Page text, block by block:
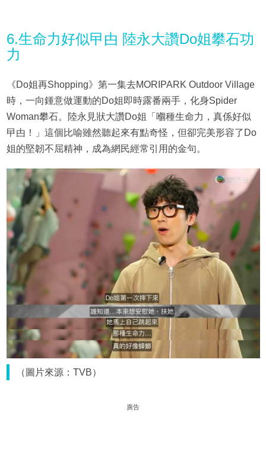
6.生命力好似曱甴 陸永大讚Do姐攀石功
力
《Do姐再Shopping》第一集去MORIPARK Outdoor Village
時，一向鍾意做運動的Do姐即時露番兩手，化身Spider
Woman攀石。陸永見狀大讚Do姐「嗰種生命力，真係好似
曱甴！」這個比喻雖然聽起來有點奇怪，但卻完美形容了Do
姐的堅韌不屈精神，成為網民經常引用的金句。
（圖片來源：TVB）
廣告